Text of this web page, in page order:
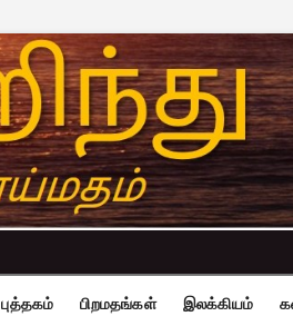
புத்தகம் பிறமதங்கள் இலக்கியம்